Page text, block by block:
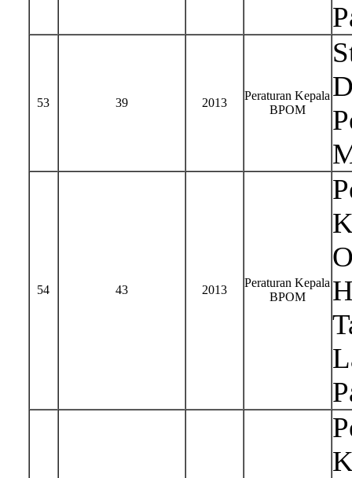
53 39 2013
Peraturan Kepala
BPOM
54 43 2013
Peraturan Kepala
BPOM